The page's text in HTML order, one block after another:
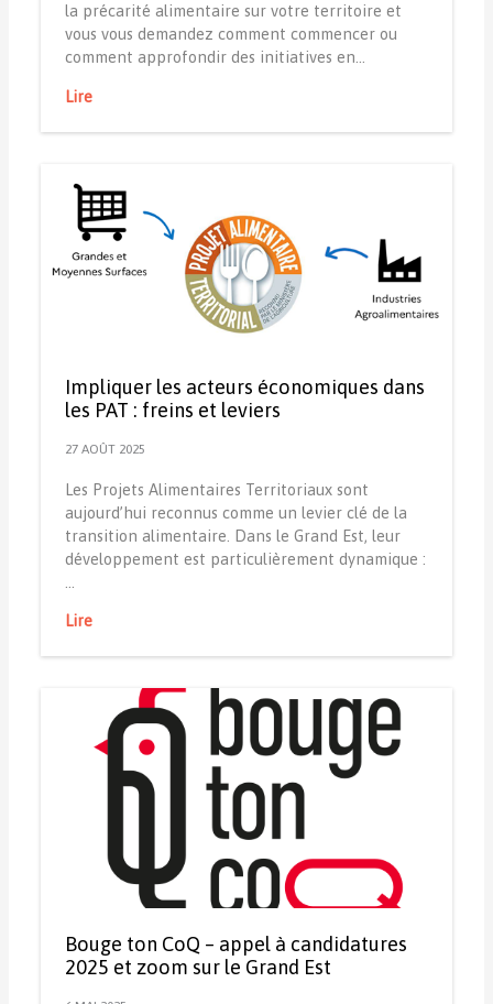
la précarité alimentaire sur votre territoire et
vous vous demandez comment commencer ou
comment approfondir des initiatives en…
Lire
Impliquer les acteurs économiques dans
les PAT : freins et leviers
27 AOÛT 2025
Les Projets Alimentaires Territoriaux sont
aujourd’hui reconnus comme un levier clé de la
transition alimentaire. Dans le Grand Est, leur
développement est particulièrement dynamique :
Lire
Bouge ton CoQ – appel à candidatures
2025 et zoom sur le Grand Est